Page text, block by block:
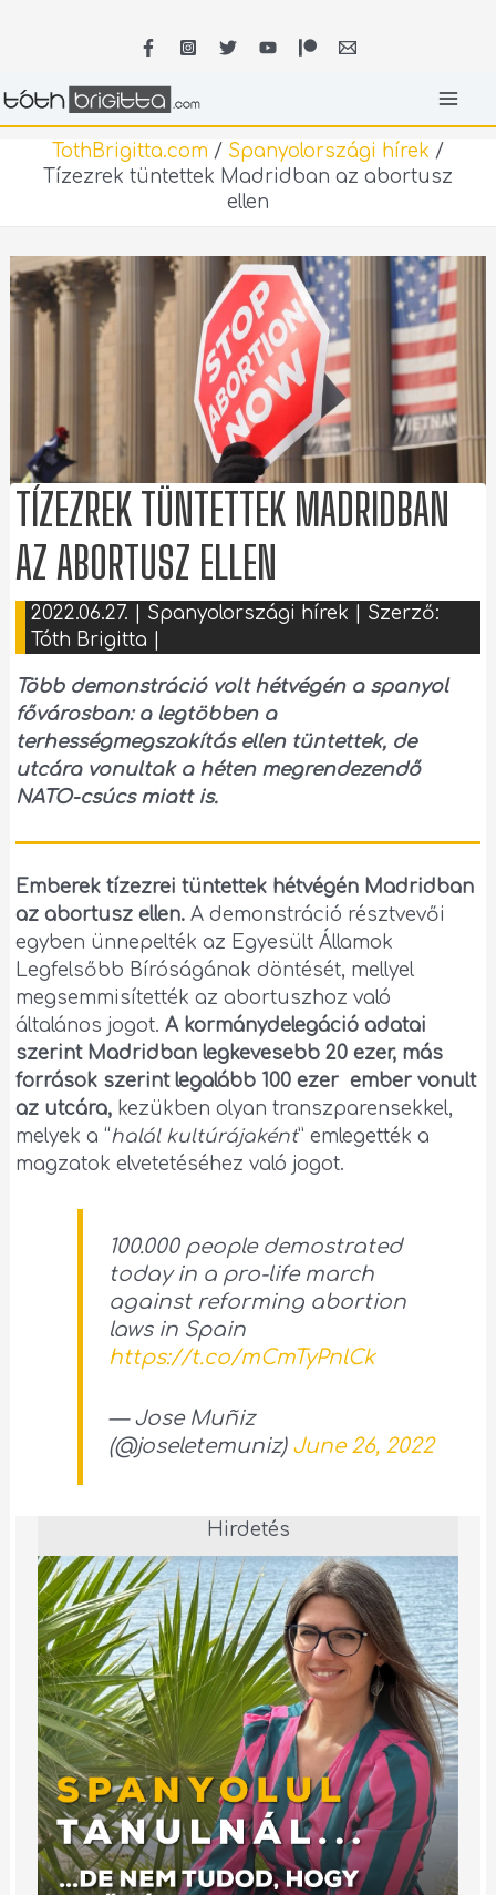
TothBrigitta.com / Spanyolországi hírek /
Tízezrek tüntettek Madridban az abortusz
ellen
TÍZEZREK TÜNTETTEK MADRIDBAN
AZ ABORTUSZ ELLEN
2022.06.27. Spanyolországi hírek | Szerző:
Tóth Brigitta
Több demonstráció volt hétvégén a spanyol
fővárosban: a legtöbben a
terhességmegszakítás ellen tüntettek, de
utcára vonultak a héten megrendezendő
NATO-csúcs miatt is.
Emberek tízezrei tüntettek hétvégén Madridban
az abortusz ellen.A demonstráció résztvevői
egyben ünnepelték az Egyesült Államok
Legfelsőbb Bíróságának döntését, mellyel
megsemmisítették az abortuszhoz való
általános jogot.A kormánydelegáció adatai
szerint Madridban legkevesebb 20 ezer, más
források szerint legalább 100 ezer ember vonult
az utcára, kezükben olyan transzparensekkel,
melyek a “halál kultúrájaként” emlegették a
magzatok elvetetéséhez való jogot.
100.000 people demostrated
today in a pro-life march
against reforming abortion
laws in Spain
https://t.co/mCmTyPnlCk
— Jose Muñiz
(@joseletemuniz) June 26, 2022
Hirdetés